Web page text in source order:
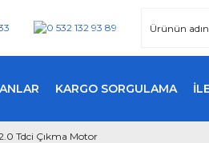
KARGO SORGULAMA
Tdci Çıkma Motor